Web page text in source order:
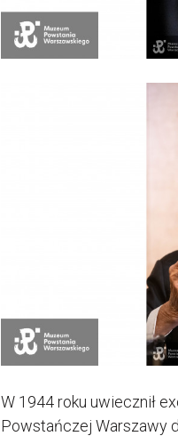
W 1944 roku uwiecznił
Powstańczej Warszawy